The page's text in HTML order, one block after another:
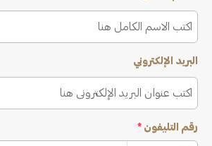
البريد الإلكتروني
رقم التليفون *